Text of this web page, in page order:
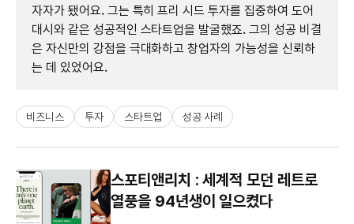
자자가 됐어요. 그는 특히 프리 시드 투자를 집중하여 도어
대시와 같은 성공적인 스타트업을 발굴했죠. 그의 성공 비결
은 자신만의 강점을 극대화하고 창업자의 가능성을 신뢰하
는 데 있었어요.
비즈니스 투자 스타트업 성공 사례
스포티앤리치 : 세계적 모던 레트로
열풍을 94년생이 일으켰다